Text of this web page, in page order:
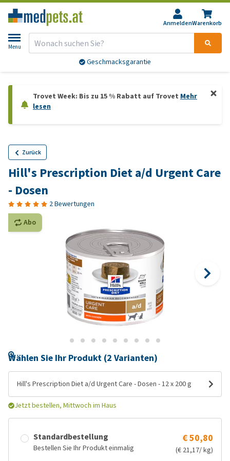
AnmeldenWarenkorb
Menu
Geschmacksgarantie
Trovet Week: Bis zu 15 % Rabatt auf Trovet Mehr
lesen
Zurück
Hill's Prescription Diet a/d Urgent Care
- Dosen
2 Bewertungen
Abo
Wählen Sie Ihr Produkt (2 Varianten)
Hill's Prescription Diet a/d Urgent Care - Dosen - 12 x 200 g
Jetzt bestellen, Mittwoch im Haus
Standardbestellung
Bestellen Sie Ihr Produkt einmalig
€ 50,80
(€ 21,17/ kg)